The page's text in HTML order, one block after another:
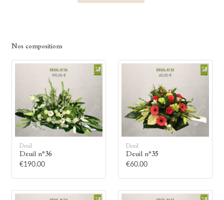
Allumez une bougie
Nos compositions
Deuil
Deuil n°36
€190.00
Deuil
Deuil n°35
€60.00